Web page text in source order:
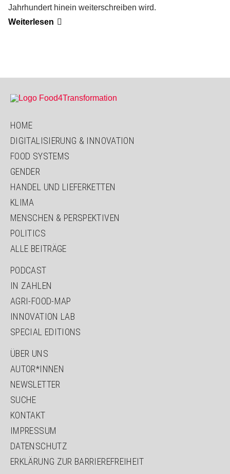
Jahrhundert hinein weiterschreiben wird.
Weiterlesen Ein
HOME
DIGITALISIERUNG & INNOVATION
FOOD SYSTEMS
GENDER
HANDEL UND LIEFERKETTEN
KLIMA
MENSCHEN & PERSPEKTIVEN
POLITICS
ALLE BEITRÄGE
PODCAST
IN ZAHLEN
AGRI-FOOD-MAP
INNOVATION LAB
SPECIAL EDITIONS
ÜBER UNS
AUTOR*INNEN
NEWSLETTER
SUCHE
KONTAKT
IMPRESSUM
DATENSCHUTZ
ERKLÄRUNG ZUR BARRIEREFREIHEIT